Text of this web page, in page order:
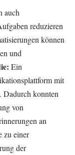
auch
reduzieren
können
und
Ein
mit
Dadurch konnten
von
an
zu einer
der